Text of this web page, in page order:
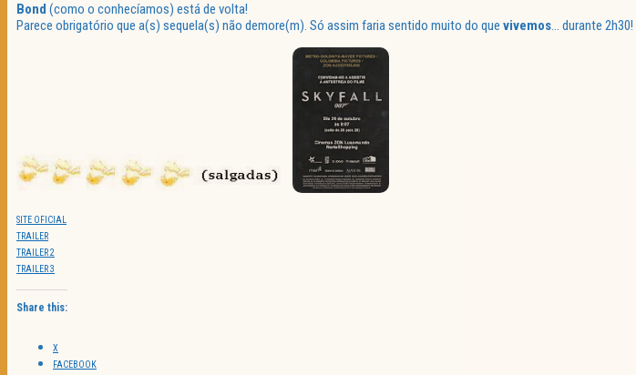
Bond (como o conhecíamos) está de volta!
Parece obrigatório que a(s) sequela(s) não demore(m). Só assim faria sentido muito do que vivemos… durante 2h30!
SITE OFICIAL
TRAILER
TRAILER 2
TRAILER 3
Share this:
X
FACEBOOK